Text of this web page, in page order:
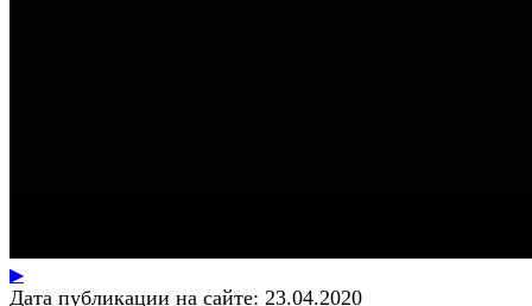
▶
Дата публикации на сайте: 23.04.2020